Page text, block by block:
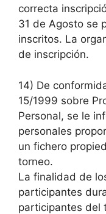
correcta
31 de Agosto se
inscritos. La
de inscripción.
14) De
15/1999 sobre
Personal, se le
personales
un fichero
torneo.
La finalidad de
participantes
participantes del